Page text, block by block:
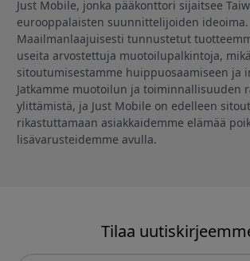
Just Mobile, jonka pääkonttori sijaitsee
eurooppalaisten suunnittelijoiden ideoima.
Maailmanlaajuisesti tunnustetut
useita arvostettuja muotoilupalkintoja,
sitoutumisestamme huippuosaamiseen ja
Jatkamme muotoilun ja toiminnallisuuden
ylittämistä, ja Just Mobile on edelleen
rikastuttamaan asiakkaidemme elämää
lisävarusteidemme avulla.
Tilaa